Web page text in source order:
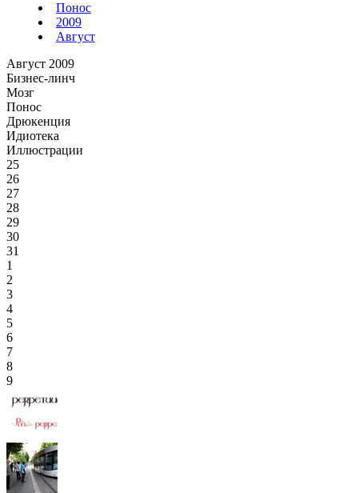
Понос
2009
Август
Август 2009
Бизнес-линч
Мозг
Понос
Дрюкенция
Идиотека
Иллюстрации
25
26
27
28
29
30
31
1
2
3
4
5
6
7
8
9